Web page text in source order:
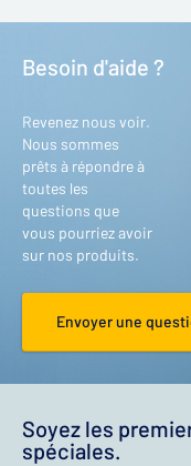
Besoin d'aide ?
Revenez nous voir.
Nous sommes
prêts à répondre à
toutes les
questions que
vous pourriez avoir
sur nos produits.
Envoyer une
Soyez les
spéciales.